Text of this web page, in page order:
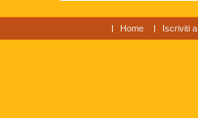
Home Iscriviti